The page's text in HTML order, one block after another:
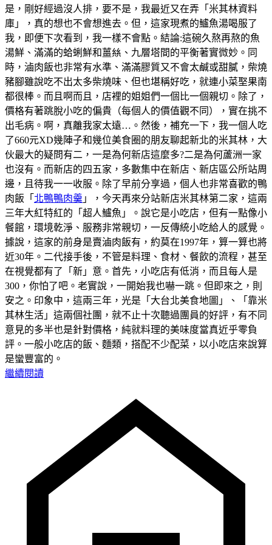
是，剛好經過沒人排，要不是，我最近又在弄「米其林資料
庫」，真的想也不會想進去。但，這家現煮的鱸魚湯喝服了
我，即便下次看到，我一樣不會點。結論:這碗久熬再熬的魚
湯鮮、滿滿的蛤蜊鮮和薑𢇃、九層塔間的平衡著實微妙。同
時，滷肉飯也非常有水準、滿滿膠質又不會太鹹或甜膩，柴燒
豬腳雖說吃不出太多柴燒味、但也堪稱好吃，就連小菜埾果南
都很棒。而且啊而且，店裡的姐姐們一個比一個親切。除了，
價格有著跳脫小吃的偏貴（每個人的價值觀不同），實在挑不
出毛病。啊，真離我家太遠…。然後，補充一下，我一個人吃
了660元XD幾陣子和幾位美食圈的朋友聊起新北的米其林，大
伙最大的疑問有二，一是為何新店這麼多?二是為何蘆洲一家
也沒有。而新店的四五家，多數集中在新店、新店區公所站周
邊，且待我一一收服。除了早前分享過，個人也非常喜歡的鴨
肉飯「 北鴨鴨肉羹 」，今天再來分站新店米其林第二家，這兩
三年大紅特紅的「超人鱸魚」。說它是小吃店，但有一點像小
餐館，環境乾淨、服務非常親切，一反傳統小吃給人的感覺。
據說，這家的前身是賣滷肉飯有，約莫在1997年，算一算也將
近30年。二代接手後，不管是料理、食材、餐飲的流程，甚至
在視覺都有了「新」意。首先，小吃店有低消，而且每人是
300，你怕了吧。老實說，一開始我也嚇一跳。但即來之，則
安之。印象中，這兩三年，光是「大台北美食地圖」、「靠米
其林生活」這兩個社團，就不止十次聽過團員的好評，有不同
意見的多半也是針對價格，純就料理的美味度當真近乎零負
評。一般小吃店的飯、麵類，搭配不少配菜，以小吃店來說算
是蠻豐富的。
繼續閱讀